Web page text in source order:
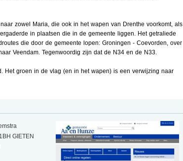
zowel Maria, die ook in het wapen van Drenthe voorkomt, als
in plaatsen die in de gemeente liggen. Het getraliede
die door de gemeente lopen: Groningen - Coevorden, over
Veendam. Tegenwoordig zijn dat de N34 en de N33.
Het groen in de vlag (en in het wapen) is een verwijzing naar
GIETEN